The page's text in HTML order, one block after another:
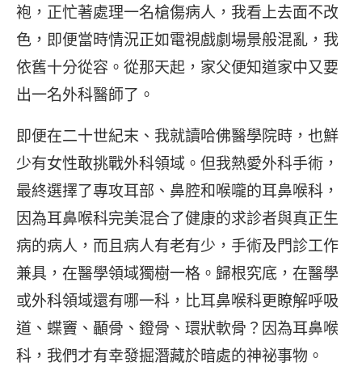
袍，正忙著處理一名槍傷病人，我看上去面不改
色，即便當時情況正如電視戲劇場景般混亂，我
依舊十分從容。從那天起，家父便知道家中又要
出一名外科醫師了。
即便在二十世紀末、我就讀哈佛醫學院時，也鮮
少有女性敢挑戰外科領域。但我熱愛外科手術，
最終選擇了專攻耳部、鼻腔和喉嚨的耳鼻喉科，
因為耳鼻喉科完美混合了健康的求診者與真正生
病的病人，而且病人有老有少，手術及門診工作
兼具，在醫學領域獨樹一格。歸根究底，在醫學
或外科領域還有哪一科，比耳鼻喉科更瞭解呼吸
道、蝶竇、顳骨、鐙骨、環狀軟骨？因為耳鼻喉
科，我們才有幸發掘潛藏於暗處的神祕事物。